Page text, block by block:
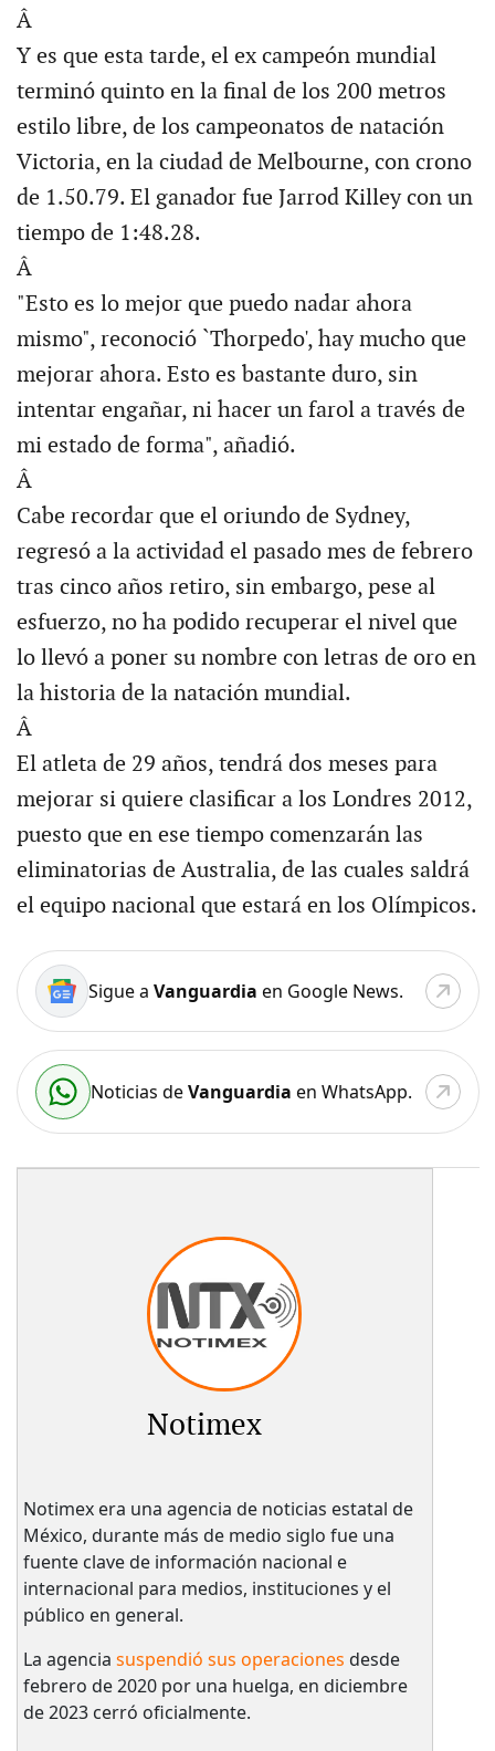
Â
Y es que esta tarde, el ex campeón mundial
terminó quinto en la final de los 200 metros
estilo libre, de los campeonatos de natación
Victoria, en la ciudad de Melbourne, con crono
de 1.50.79. El ganador fue Jarrod Killey con un
tiempo de 1:48.28.
Â
"Esto es lo mejor que puedo nadar ahora
mismo", reconoció `Thorpedo', hay mucho que
mejorar ahora. Esto es bastante duro, sin
intentar engañar, ni hacer un farol a través de
mi estado de forma", añadió.
Â
Cabe recordar que el oriundo de Sydney,
regresó a la actividad el pasado mes de febrero
tras cinco años retiro, sin embargo, pese al
esfuerzo, no ha podido recuperar el nivel que
lo llevó a poner su nombre con letras de oro en
la historia de la natación mundial.
Â
El atleta de 29 años, tendrá dos meses para
mejorar si quiere clasificar a los Londres 2012,
puesto que en ese tiempo comenzarán las
eliminatorias de Australia, de las cuales saldrá
el equipo nacional que estará en los Olímpicos.
Sigue a Vanguardia en Google News.
Noticias deVanguardia en WhatsApp.
Notimex
Notimex era una agencia de noticias estatal de
México, durante más de medio siglo fue una
fuente clave de información nacional e
internacional para medios, instituciones y el
público en general.
La agencia suspendió sus operaciones desde
febrero de 2020 por una huelga, en diciembre
de 2023 cerró oficialmente.